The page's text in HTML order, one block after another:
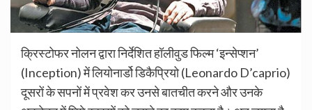
क्रिस्टोफर नोलन द्वारा निर्देशित हॉलीवुड फिल्म ‘इन्सेप्शन’
(Inception) में लियोनार्डो डिकैप्रियो (Leonardo D’caprio)
दूसरों के सपनों में प्रवेश कर उनसे बातचीत करने और उनके